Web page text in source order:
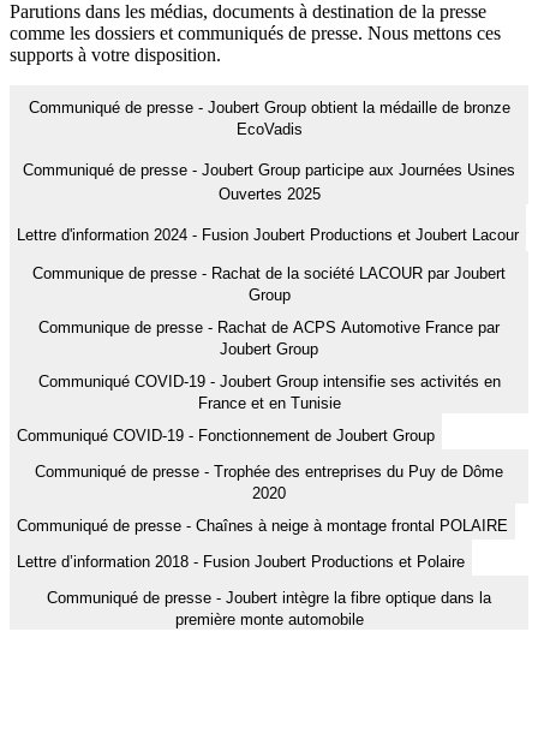
Parutions dans les médias, documents à destination de la presse
comme les dossiers et communiqués de presse. Nous mettons ces
supports à votre disposition.
Communiqué de presse - Joubert Group obtient la médaille de bronze
EcoVadis
Communiqué de presse - Joubert Group participe aux Journées Usines
Ouvertes 2025
Lettre d'information 2024 - Fusion Joubert Productions et Joubert Lacour
Communique de presse - Rachat de la société LACOUR par Joubert
Group
Communique de presse - Rachat de ACPS Automotive France par
Joubert Group
Communiqué COVID-19 - Joubert Group intensifie ses activités en
France et en Tunisie
Communiqué COVID-19 - Fonctionnement de Joubert Group
Communiqué de presse - Trophée des entreprises du Puy de Dôme
2020
Communiqué de presse - Chaînes à neige à montage frontal POLAIRE
Lettre d’information 2018 - Fusion Joubert Productions et Polaire
Communiqué de presse - Joubert intègre la fibre optique dans la
première monte automobile